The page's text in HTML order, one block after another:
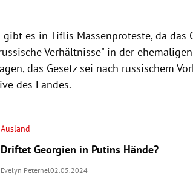
gibt es in Tiflis Massenproteste, da das
Verhältnisse" in der
das Gesetz sei nach russischem
des Landes.
Ausland
Driftet Georgien in Putins Hände?
Evelyn Peternel02.05.2024